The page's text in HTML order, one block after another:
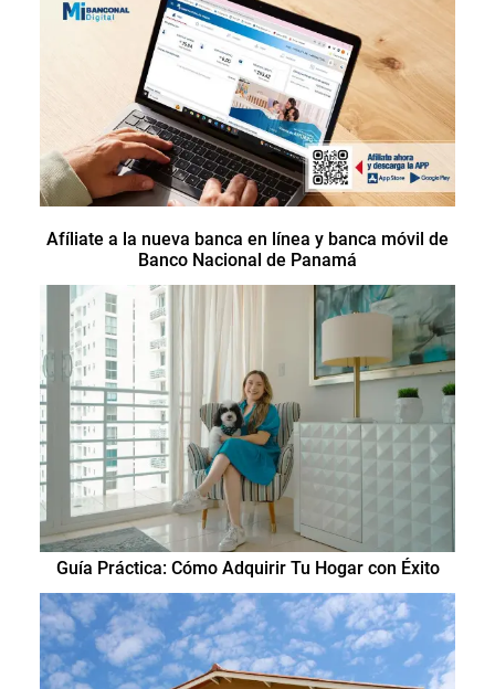
Afíliate a la nueva banca en línea y banca móvil de
Banco Nacional de Panamá
Guía Práctica: Cómo Adquirir Tu Hogar con Éxito